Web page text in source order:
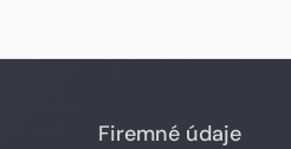
Firemné údaje